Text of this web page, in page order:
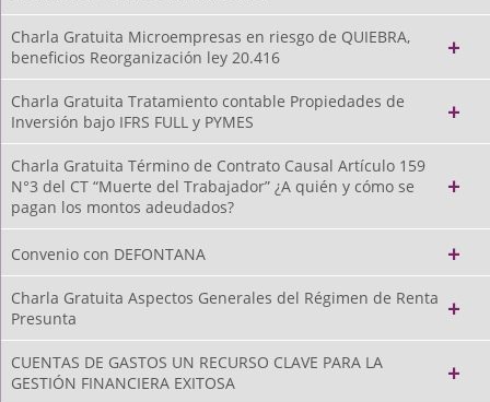
Charla Gratuita Microempresas en riesgo de QUIEBRA,
beneficios Reorganización ley 20.416
Charla Gratuita Tratamiento contable Propiedades de
Inversión bajo IFRS FULL y PYMES
Charla Gratuita Término de Contrato Causal Artículo 159
N°3 del CT “Muerte del Trabajador” ¿A quién y cómo se
pagan los montos adeudados?
Convenio con DEFONTANA
Charla Gratuita Aspectos Generales del Régimen de Renta
Presunta
CUENTAS DE GASTOS UN RECURSO CLAVE PARA LA
GESTIÓN FINANCIERA EXITOSA